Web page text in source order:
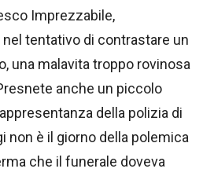
Imprezzabile,
tentativo di contrastare un
una malavita troppo rovinosa
anche un piccolo
della polizia di
non è il giorno della polemica
che il funerale doveva